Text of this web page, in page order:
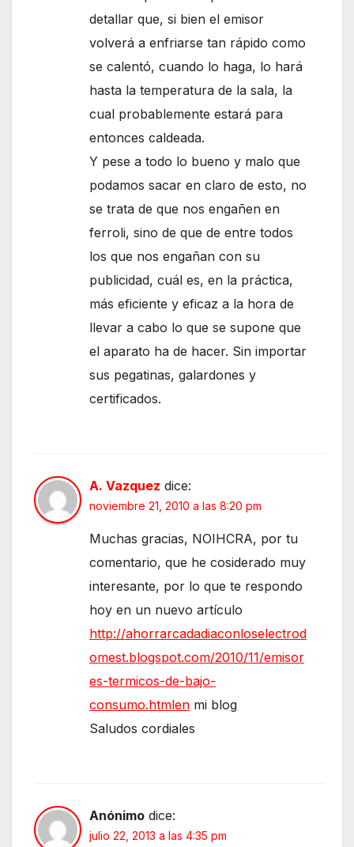
detallar que, si bien el emisor
volverá a enfriarse tan rápido como
se calentó, cuando lo haga, lo hará
hasta la temperatura de la sala, la
cual probablemente estará para
entonces caldeada.
Y pese a todo lo bueno y malo que
podamos sacar en claro de esto, no
se trata de que nos engañen en
ferroli, sino de que de entre todos
los que nos engañan con su
publicidad, cuál es, en la práctica,
más eficiente y eficaz a la hora de
llevar a cabo lo que se supone que
el aparato ha de hacer. Sin importar
sus pegatinas, galardones y
certificados.
A. Vazquez dice:
noviembre 21, 2010 a las 8:20 pm
Muchas gracias, NOIHCRA, por tu
comentario, que he cosiderado muy
interesante, por lo que te respondo
hoy en un nuevo artículo
http://ahorrarcadadiaconloselectrod
omest.blogspot.com/2010/11/emisor
es-termicos-de-bajo-
consumo.htmlen mi blog
Saludos cordiales
Anónimo dice:
julio 22, 2013 a las 4:35 pm